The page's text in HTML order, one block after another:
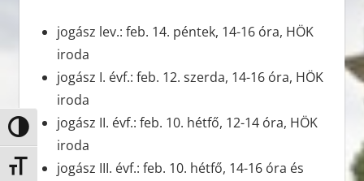
Nagy kontraszt váltása
Betűméret váltása
jogász lev.: feb. 14. péntek, 14-16 óra, HÖK
iroda
jogász I. évf.: feb. 12. szerda, 14-16 óra, HÖK
iroda
jogász II. évf.: feb. 10. hétfő, 12-14 óra, HÖK
iroda
jogász III. évf.: feb. 10. hétfő, 14-16 óra és